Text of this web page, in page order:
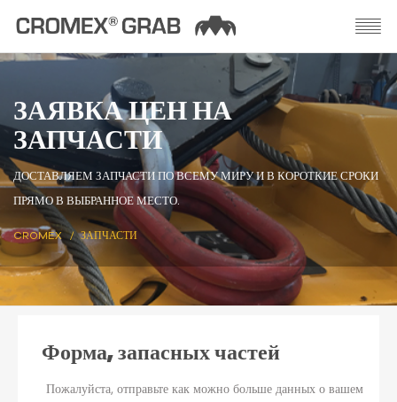
ЗАЯВКА ЦЕН НА
ЗАПЧАСТИ
ДОСТАВЛЯЕМ ЗАПЧАСТИ ПО ВСЕМУ МИРУ И В КОРОТКИЕ СРОКИ
ПРЯМО В ВЫБРАННОЕ МЕСТО.
CROMEX ЗАПЧАСТИ
Форма, запасных частей
Пожалуйста, отправьте как можно больше данных о вашем